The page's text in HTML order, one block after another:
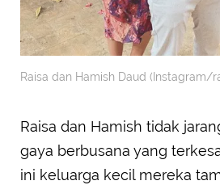
Raisa dan Hamish Daud (Instagram/
Raisa dan Hamish tidak
gaya berbusana yang
ini keluarga kecil mereka